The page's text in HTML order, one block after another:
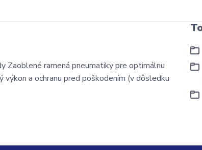
Zaoblené ramená pneumatiky pre optimálnu
a ochranu pred poškodením (v dôsledku